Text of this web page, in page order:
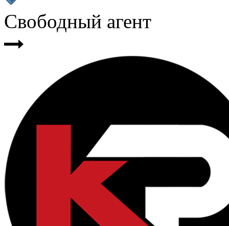
Свободный агент